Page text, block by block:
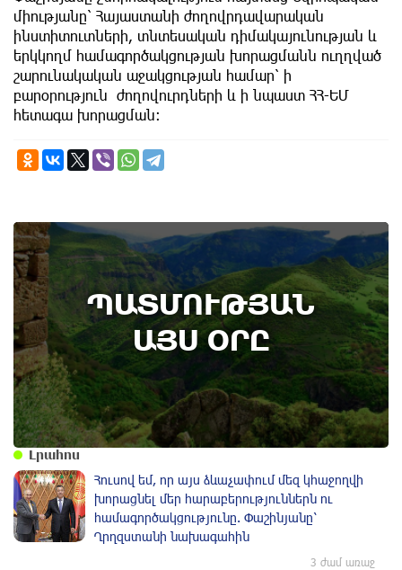
միությանը՝ Հայաստանի ժողովրդավարական
ինստիտուտների, տնտեսական դիմակայունության և
երկկողմ համագործակցության խորացմանն ուղղված
շարունակական աջակցության համար՝ ի
բարօրություն ժողովուրդների և ի նպաստ ՀՀ-ԵՄ
հետագա խորացման։
ՊԱՏՄՈՒԹՅԱՆ
ԱՅՍ ՕՐԸ
7th of August
Բոյակի ճակատամարտի օր. պատմության
այս օրը (7 օգոստոս)
Լրահոս
Հուսով եմ, որ այս ձևաչափում մեզ կհաջողվի
խորացնել մեր հարաբերություններն ու
համագործակցությունը. Փաշինյանը՝
Ղրղզստանի նախագահին
3 ժամ առաջ